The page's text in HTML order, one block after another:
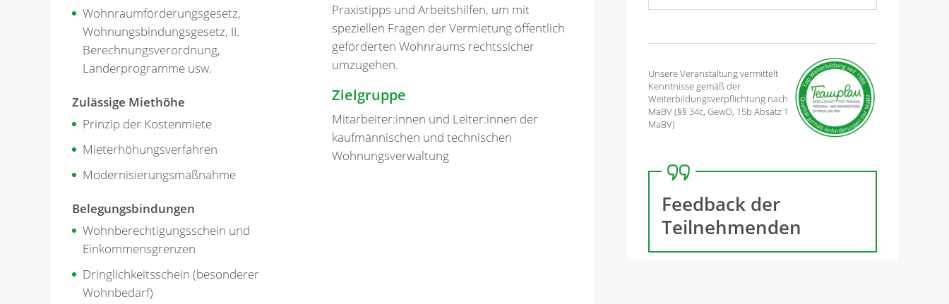
Wohnraumförderungsgesetz,
Wohnungsbindungsgesetz, II.
Berechnungsverordnung,
Länderprogramme usw.
Zulässige Miethöhe
Prinzip der Kostenmiete
Mieterhöhungsverfahren
Modernisierungsmaßnahme
Belegungsbindungen
Wohnberechtigungsschein und
Einkommensgrenzen
Dringlichkeitsschein (besonderer
Wohnbedarf)
Praxistipps und Arbeitshilfen, um mit
speziellen Fragen der Vermietung öffentlich
geförderten Wohnraums rechtssicher
umzugehen.
Zielgruppe
Mitarbeiter:innen und Leiter:innen der
kaufmännischen und technischen
Wohnungsverwaltung
Unsere Veranstaltung vermittelt
Kenntnisse gemäß der
Weiterbildungsverpflichtung nach
MaBV (§§ 34c, GewO, 15b Absatz 1
MaBV)
Feedback der
Teilnehmenden